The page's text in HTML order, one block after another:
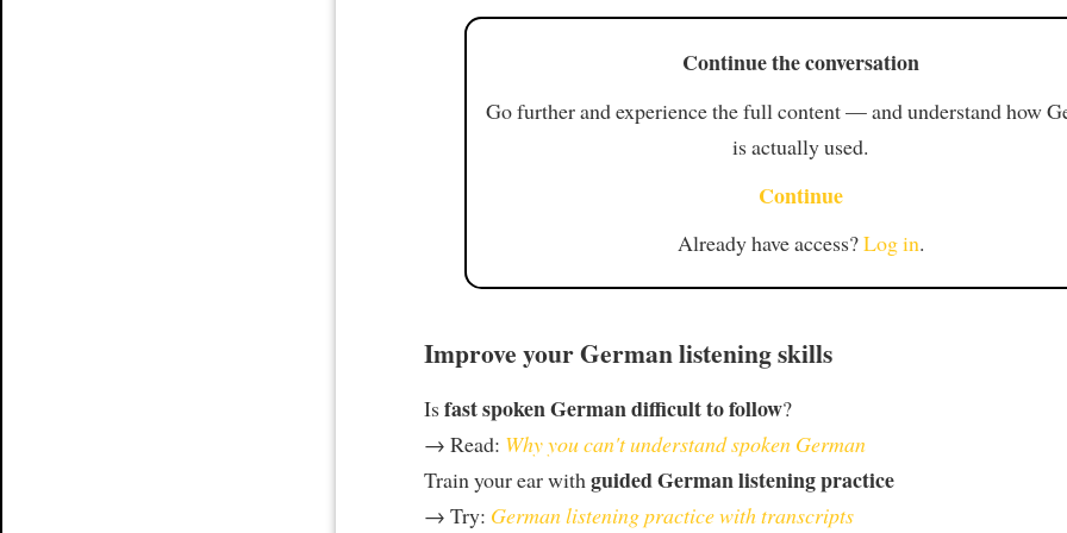
Continue the conversation
Go further and experience the full content — and understand how
is actually used.
Continue
Already have access?Log in.
Improve your German listening skills
Isfast spoken German difficult to follow?
→ Read: Why you can't understand spoken German
Train your ear with guided German listening practice
→ Try: German listening practice with transcripts